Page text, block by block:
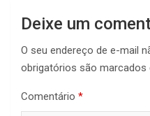
Deixe um
O seu endereço de e-mail
obrigatórios são marcados
Comentário *